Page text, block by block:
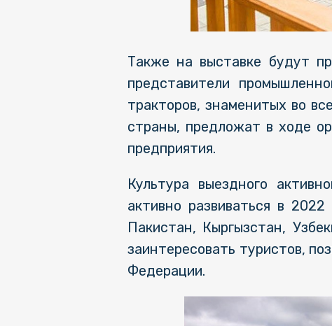
Также на выставке будут
представители
тракторов, знаменитых во
страны, предложат в ходе
предприятия.
Культура выездного
активно развиваться в
Пакистан, Кыргызстан,
заинтересовать туристов,
Федерации.